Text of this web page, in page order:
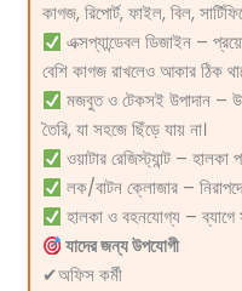
কাগজ, রিপোর্ট, ফাইল, বিল,
এক্সপ্যান্ডেবল ডিজাইন –
বেশি কাগজ রাখলেও আকার ঠিক
মজবুত ও টেকসই উপাদান –
তৈরি, যা সহজে ছিঁড়ে যায় না।
ওয়াটার রেজিস্ট্যান্ট – হালকা
লক/বাটন ক্লোজার – নিরাপদে
হালকা ও বহনযোগ্য – ব্যাগে
যাদের জন্য উপযোগী
✔অফিস কর্মী